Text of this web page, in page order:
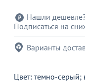
Нашли
Подписаться на
Варианты
Цвет: темно-серый;